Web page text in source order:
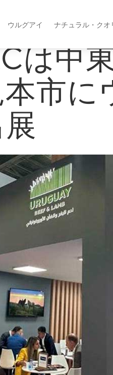
ウルグアイ ナチュラル・クオ
は中
市に